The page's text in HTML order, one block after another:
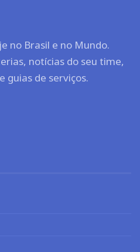
no Brasil e no Mundo.
notícias do seu time,
guias de serviços.